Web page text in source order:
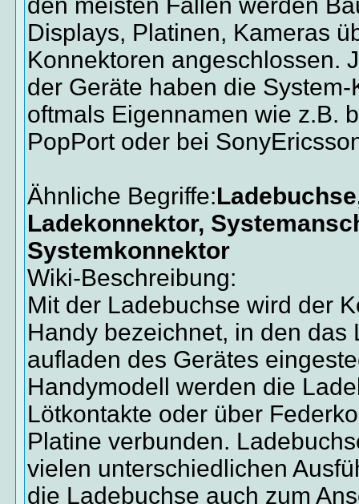
Displays, Platinen, Kameras
Konnektoren angeschlossen.
der Geräte haben die
oftmals Eigennamen wie z.B.
PopPort oder bei
Ähnliche Begriffe:
Ladekonnektor,
Systemkonnektor
Wiki-Beschreibung:
Mit der Ladebuchse wird der
Handy bezeichnet, in den das
aufladen des Gerätes
Handymodell werden die
Lötkontakte oder über
Platine verbunden.
vielen unterschiedlichen
die Ladebuchse auch zum